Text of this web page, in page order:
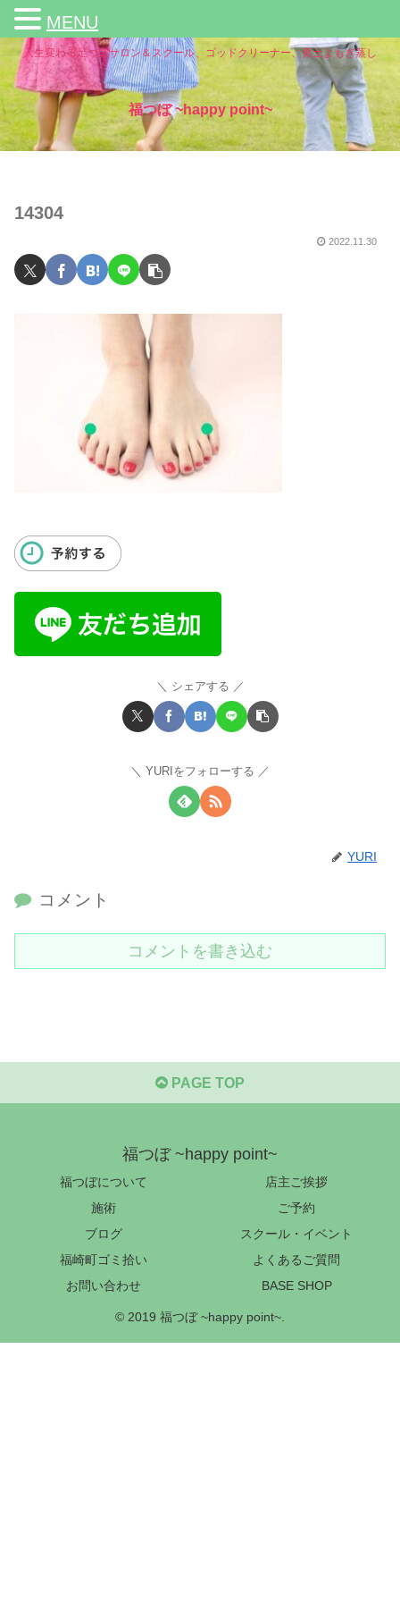
人生変わる足つぼサロン＆スクール、ゴッドクリーナー、黄土よもぎ蒸し
福つぼ ~happy point~
14304
2022.11.30
シェアする
YURIをフォローする
YURI
コメント
コメントを書き込む
PAGE TOP
福つぼ ~happy point~
福つぼについて
店主ご挨拶
施術
ご予約
ブログ
スクール・イベント
福崎町ゴミ拾い
よくあるご質問
お問い合わせ
BASE SHOP
© 2019 福つぼ ~happy point~.
MENU